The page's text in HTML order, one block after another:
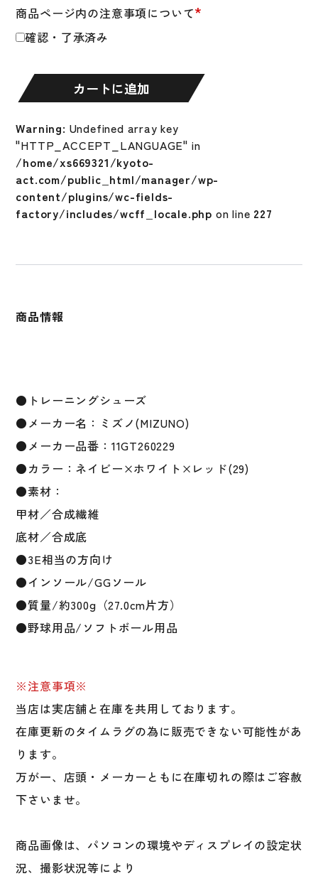
商品ページ内の注意事項について*
確認・了承済み
ト
レ
ー
ン
グ
ュ
ー
ズ
ク
ッ
シ
レ
ン
コ
レ
ク
シ
ョ
ン
ワ
イ
ド
3E
11GT260229
mizuno
pro
個
カートに追加
Warning: Undefined array key
"HTTP_ACCEPT_LANGUAGE" in
/home/xs669321/kyoto-
act.com/public_html/manager/wp-
content/plugins/wc-fields-
factory/includes/wcff_locale.php on line 227
商品情報
●トレーニングシューズ
●メーカー名：ミズノ(MIZUNO)
●メーカー品番：11GT260229
●カラー：ネイビー×ホワイト×レッド(29)
●素材：
甲材／合成繊維
底材／合成底
●3E相当の方向け
●インソール/GGソール
●質量/約300g（27.0cm片方）
●野球用品/ソフトボール用品
※注意事項※
当店は実店舗と在庫を共用しております。
在庫更新のタイムラグの為に販売できない可能性があ
ります。
万が一、店頭・メーカーともに在庫切れの際はご容赦
下さいませ。
商品画像は、パソコンの環境やディスプレイの設定状
況、撮影状況等により